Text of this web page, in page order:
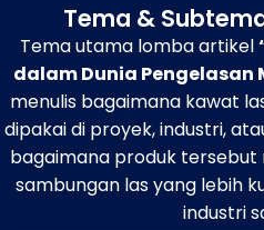
Tema &
Tema utama lomba artikel
dalam Dunia Pengelasan
menulis bagaimana kawat
dipakai di proyek, industri,
bagaimana produk
sambungan las yang lebih
industri